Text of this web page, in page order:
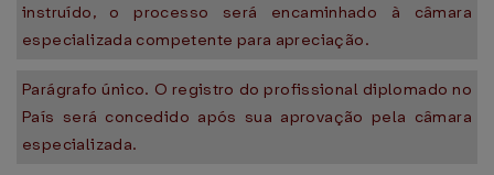
instruído, o processo será encaminhado à câmara
especializada competente para apreciação.
Parágrafo único. O registro do profissional diplomado no
País será concedido após sua aprovação pela câmara
especializada.